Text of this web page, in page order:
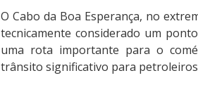
O Cabo da Boa Esperança, no
tecnicamente considerado um
uma rota importante para o
trânsito significativo para petroleiros